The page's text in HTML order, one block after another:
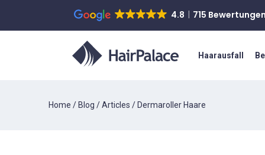
4.8 715
Haarausfall
Home / Blog /Articles / Dermaroller Haare